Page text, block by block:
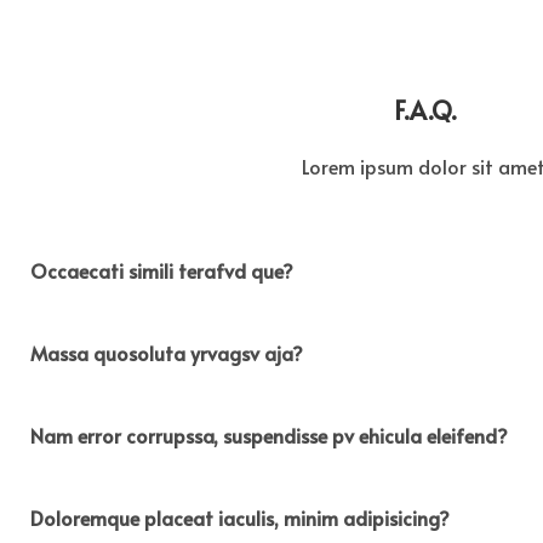
F.A.Q.
Lorem ipsum dolor sit
Occaecati simili terafvd que?
Massa quosoluta yrvagsv aja?
Nam error corrupssa, suspendisse pv ehicula eleifend?
Doloremque placeat iaculis, minim adipisicing?